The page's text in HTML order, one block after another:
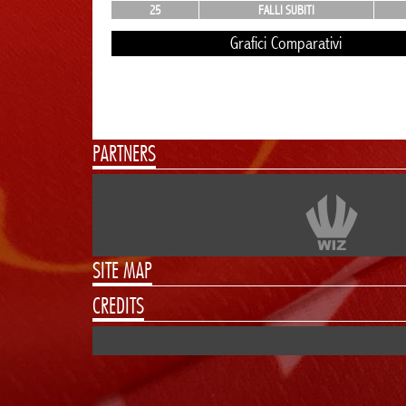
25
FALLI SUBITI
Grafici Comparativi
PARTNERS
SITE MAP
CREDITS